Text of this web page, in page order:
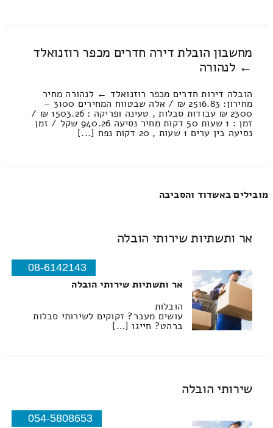
מחשבון הובלת דירה חדרים מכפר רוזנואלד
← לנהורה
הובלה דירות חדרים מכפר רוזנואלד ← לנהורה מחיר
מחירון: 2516.83 ₪ / אלה שבטווח המחירים 3100 –
2300 ₪ עבודות סבלות , טעינה ופריקה : 1503.26 ₪ /
זמן : 1 שעות 50 דקות מחיר נסיעה 940.26 שקל / זמן
נסיעה בין ערים 1 שעות , 20 דקות נפח [...]
מובילים באשדוד והסביבה
אר ותשתיות שירותי הובלה
08-6142143
אר ותשתיות שירותי הובלה
הובלות
עושים מעבר? זקוקים לשירותי סבלות
ברהט? חייגו […]
שירותי הובלה
054-5808653